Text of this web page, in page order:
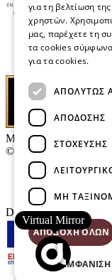
Μαρκάκης Οπτικά
© 2026
Επικοινωνία
E-Volution
Designed & developed
Virtual Mirror
για τη βελτίωση
χρηστών.
μας, παρέχετε τη
τα cookies
για τα cookies.
ΑΠΟΛΎΤΩΣ
ΑΠΌΔΟΣΗΣ
ΣΤΌΧΕΥΣΗΣ
ΜΗ
ΑΠΟΔΟΧΉ ΌΛΩΝ